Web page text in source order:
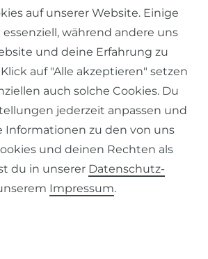
Daten­schutz­erklärung AGB
Widerrufs­recht
auf unserer Website. Einige
während andere uns
und deine Erfahrung zu
auf "Alle akzeptieren" setzen
auch solche Cookies. Du
jederzeit anpassen und
Informationen zu den von uns
und deinen Rechten als
du in unserer Daten­schutz­
Impressum.